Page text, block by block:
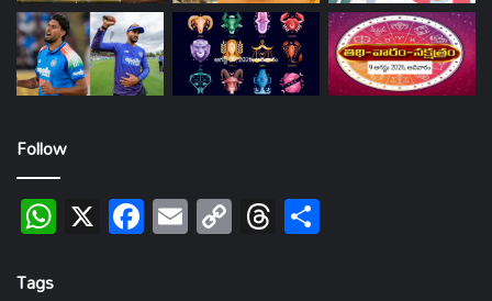
Follow
WhatsApp
X Facebook
EmailCopy
Link
Threads
Tags